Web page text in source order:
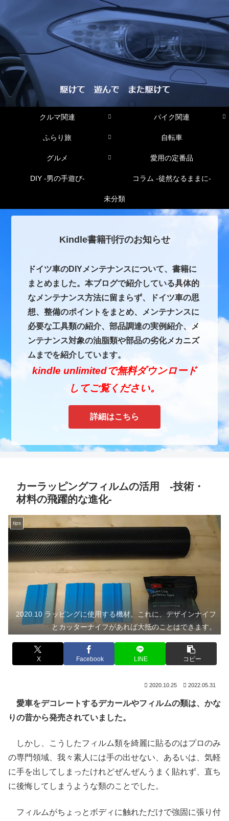
クルマ関連 バイク関連
ふらり旅 自転車
グルメ 愛用の定番品
DIY -男の手遊び- コラム -徒然なるままに-
未分類
Kindle書籍刊行のお知らせ
ドイツ車のDIYメンテナンスについて、書籍に
まとめました。本ブログで紹介している具体的
なメンテナンス方法に留まらず、ドイツ車の思
想、整備のポイントをまとめ、メンテナンスに
必要な工具類の紹介、部品調達の実例紹介、メ
ンテナンス対象の油脂類や部品の劣化メカニズ
ムまでを紹介しています。
kindle unlimitedで無料ダウンロード
してご覧ください。
詳細はこちら
カーラッピングフィルムの活用 -技術・
材料の飛躍的な進化-
tips
2020.10 ラッピングに使用する機材。これに、デザインナイフ
とカッターナイフがあれば大抵のことはできます。
X Facebook LINE コピー
2020.10.25 2022.05.31
愛車をデコレートするデカールやフィルムの類は、かな
りの昔から発売されていました。
しかし、こうしたフィルム類を綺麗に貼るのはプロのみ
の専門領域、我々素人には手の出せない、あるいは、気軽
に手を出してしまったけれどぜんぜんうまく貼れず、直ち
に後悔してしまうような類のことでした。
フィルムがちょっとボディに触れただけで強固に張り付